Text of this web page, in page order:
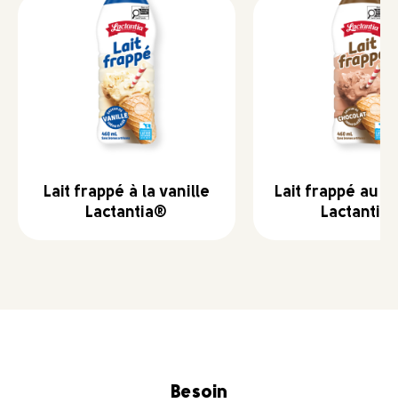
Lait frappé à la vanille
Lactantia®
Lait frappé au
Besoin